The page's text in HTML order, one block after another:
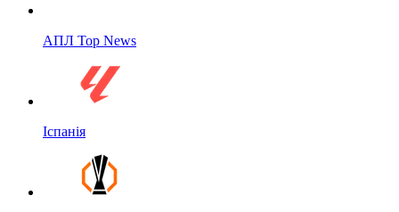
АПЛ Top News
Іспанія